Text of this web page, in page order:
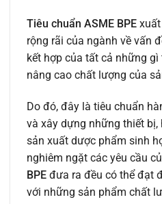
Tiêu chuẩn ASME BPE
rộng rãi của ngành về vấn
kết hợp của tất cả những
nâng cao chất lượng của
Do đó, đây là tiêu chuẩn
và xây dựng những thiết
sản xuất dược phẩm sinh
nghiêm ngặt các yêu cầu
BPE đưa ra đều có thể đạt
với những sản phẩm chất